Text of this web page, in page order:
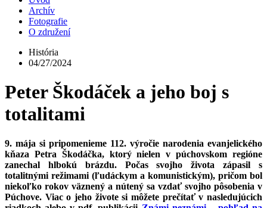
Archív
Fotografie
O združení
História
04/27/2024
Peter Škodáček a jeho boj s
totalitami
9. mája si pripomenieme 112. výročie narodenia evanjelického
kňaza Petra Škodáčka, ktorý nielen v púchovskom regióne
zanechal hlbokú brázdu. Počas svojho života zápasil s
totalitnými režimami (ľudáckym a komunistickým), pričom bol
niekoľko rokov väznený a nútený sa vzdať svojho pôsobenia v
Púchove. Viac o jeho živote si môžete prečítať v nasledujúcich